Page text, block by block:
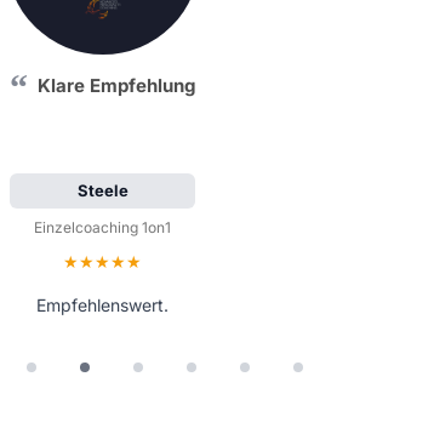
Klare Empfehlung
Steele
Einzelcoaching 1on1
Bewertung: 5 von 5 Sternen
Empfehlenswert.